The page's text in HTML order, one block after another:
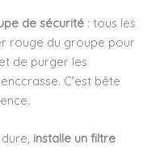
de sécurité : tous les
rouge du groupe pour
de purger les
C’est bête
installe un filtre